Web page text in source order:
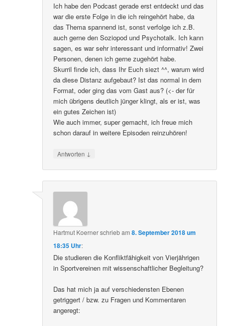
Ich habe den Podcast gerade erst entdeckt und das
war die erste Folge in die ich reingehört habe, da
das Thema spannend ist, sonst verfolge ich z.B.
auch gerne den Soziopod und Psychotalk. Ich kann
sagen, es war sehr interessant und informativ! Zwei
Personen, denen ich gerne zugehört habe.
Skurril finde ich, dass Ihr Euch siezt ^^, warum wird
da diese Distanz aufgebaut? Ist das normal in dem
Format, oder ging das vom Gast aus? (<- der für
mich übrigens deutlich jünger klingt, als er ist, was
ein gutes Zeichen ist)
Wie auch immer, super gemacht, ich freue mich
schon darauf in weitere Episoden reinzuhören!
Antworten ↓
Hartmut Koernerschriebam8. September 2018 um
18:35 Uhr:
Die studieren die Konfliktfähigkeit von Vierjährigen
in Sportvereinen mit wissenschaftlicher Begleitung?
Das hat mich ja auf verschiedensten Ebenen
getriggert / bzw. zu Fragen und Kommentaren
angeregt: